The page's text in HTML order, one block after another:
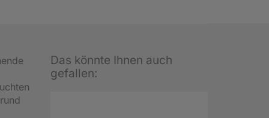
Das könnte Ihnen auch
gefallen: